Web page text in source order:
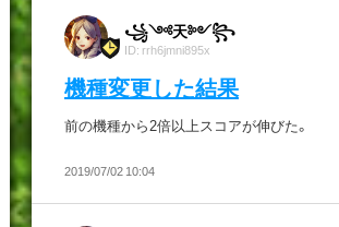
꧁༺天༻꧂
ID: rrh6jmni895x
機種変更した結果
前の機種から2倍以上スコアが伸びた。
2019/07/02 10:04